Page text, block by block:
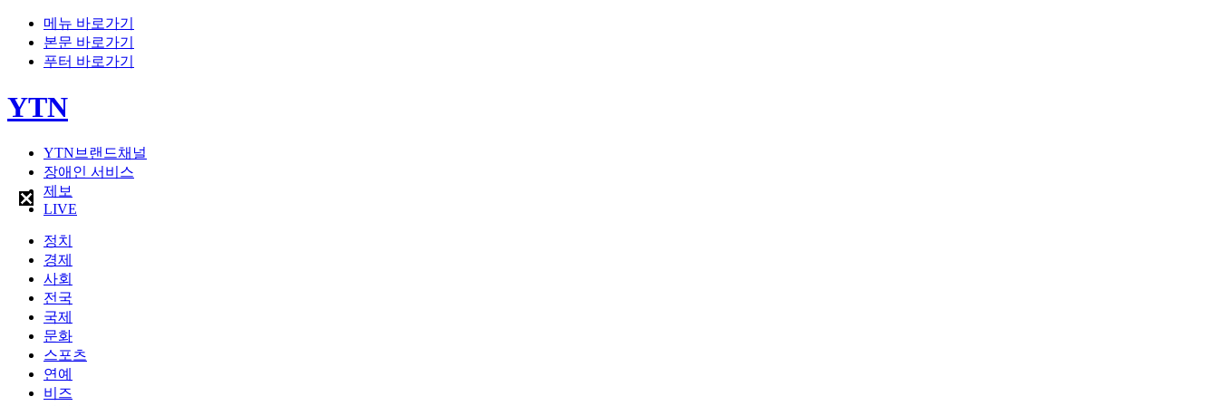
메뉴 바로가기
본문 바로가기
푸터 바로가기
YTN
YTN브랜드채널
장애인 서비스
제보
LIVE
정치
경제
사회
전국
국제
문화
스포츠
연예
비즈